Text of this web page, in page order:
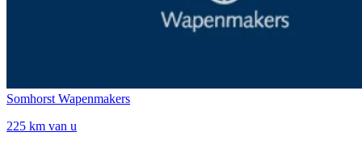
Somhorst Wapenmakers
225 km van u